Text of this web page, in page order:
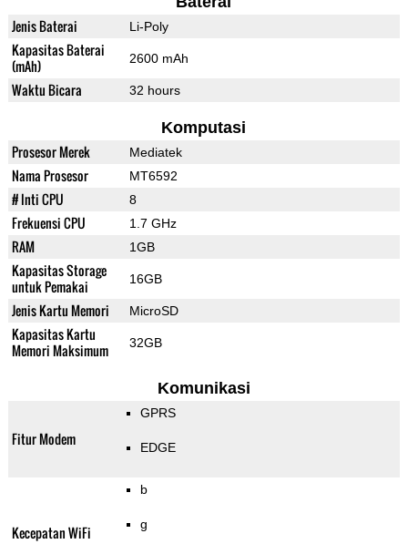
Jenis Baterai Li-Poly
Kapasitas Baterai
(mAh)
2600 mAh
Waktu Bicara 32 hours
Komputasi
Prosesor Merek Mediatek
Nama Prosesor MT6592
# Inti CPU 8
Frekuensi CPU 1.7 GHz
RAM 1GB
Kapasitas Storage
untuk Pemakai
16GB
Jenis Kartu Memori MicroSD
Kapasitas Kartu
Memori Maksimum
32GB
Komunikasi
Fitur Modem
GPRS
EDGE
Kecepatan WiFi
b
g